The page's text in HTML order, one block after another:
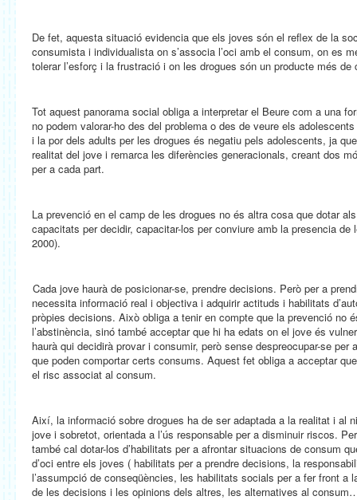
De fet, aquesta situació evidencia que els joves són el reflex de la
consumista i individualista on s’associa l’oci amb el consum, on es
tolerar l’esforç i la frustració i on les drogues són un producte més de
Tot aquest panorama social obliga a interpretar el Beure com a una
no podem valorar-ho des del problema o des de veure els
i la por dels adults per les drogues és negatiu pels adolescents, ja
realitat del jove i remarca les diferències generacionals, creant dos
per a cada part.
La prevenció en el camp de les drogues no és altra cosa que dotar
capacitats per decidir, capacitar-los per conviure amb la presencia de
2000).
Cada jove haurà de posicionar-se, prendre decisions. Però per a
necessita informació real i objectiva i adquirir actituds i habilitats
pròpies decisions. Això obliga a tenir en compte que la prevenció no
l’abstinència, sinó també acceptar que hi ha edats on el jove és
haurà qui decidirà provar i consumir, però sense despreocupar-se
que poden comportar certs consums. Aquest fet obliga a acceptar
el risc associat al consum.
Així, la informació sobre drogues ha de ser adaptada a la realitat i al
jove i sobretot, orientada a l’ús responsable per a disminuir riscos.
també cal dotar-los d’habilitats per a afrontar situacions de consum
d’oci entre els joves ( habilitats per a prendre decisions, la
l’assumpció de conseqüències, les habilitats socials per a fer front a
de les decisions i les opinions dels altres, les alternatives al